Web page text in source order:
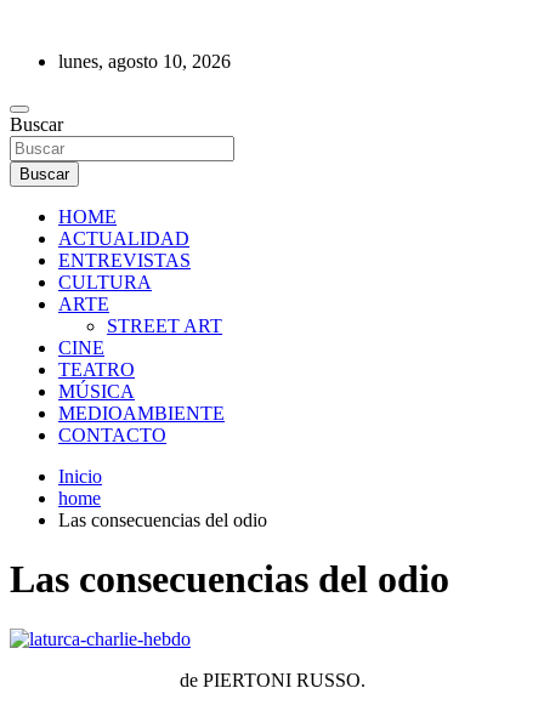
contenidolunes, agosto 10, 2026
REVISTA DE PRENSA
Buscar
Buscar
HOME
ACTUALIDAD
ENTREVISTAS
CULTURA
ARTE
STREET ART
CINE
TEATRO
MÚSICA
MEDIOAMBIENTE
CONTACTO
Inicio
home
Las consecuencias del odio
Las consecuencias del odio
de PIERTONI RUSSO.